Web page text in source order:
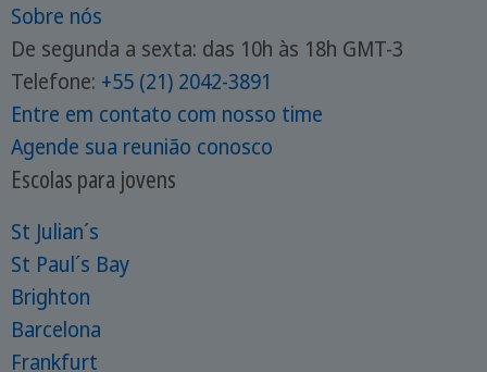
Sobre nós
De segunda a sexta: das 10h às 18h GMT-3
Telefone: +55 (21) 2042-3891
Entre em contato com nosso time
Agende sua reunião conosco
Escolas para jovens
St Julian´s
St Paul´s Bay
Brighton
Barcelona
Frankfurt